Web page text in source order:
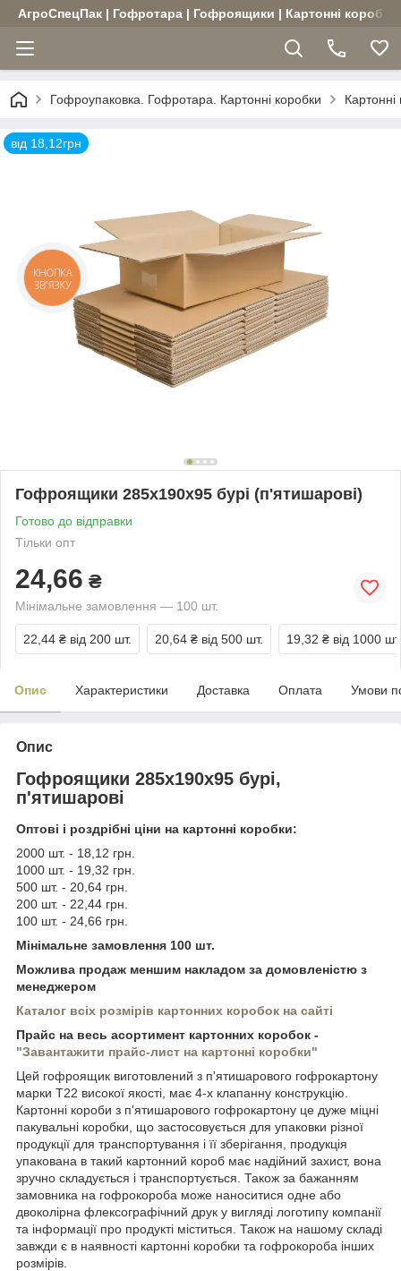
АгроСпецПак | Гофротара | Гофроящики | Картонні
Гофроупаковка. Гофротара. Картонні коробки Картонні
від 18,12грн
Гофроящики 285x190x95 бурі (п'ятишарові)
Готово до відправки
Тільки опт
24,66 ₴
Мінімальне замовлення — 100 шт.
22,44 ₴ від 200 шт. 20,64 ₴ від 500 шт. 19,32 ₴ від 1000 шт.
Опис Характеристики Доставка Оплата Умови
Опис
Гофроящики 285x190x95 бурі,
п'ятишарові
Оптові і роздрібні ціни на картонні коробки:
2000 шт. - 18,12 грн.
1000 шт. - 19,32 грн.
500 шт. - 20,64 грн.
200 шт. - 22,44 грн.
100 шт. - 24,66 грн.
Мінімальне замовлення 100 шт.
Можлива продаж меншим накладом за домовленістю з
менеджером
Каталог всіх розмірів картонних коробок на сайті
Прайс на весь асортимент картонних коробок -
"Завантажити прайс-лист на картонні коробки"
Цей гофроящик виготовлений з п'ятишарового гофрокартону
марки Т22 високої якості, має 4-х клапанну конструкцію.
Картонні короби з п'ятишарового гофрокартону це дуже міцні
пакувальні коробки, що застосовується для упаковки різної
продукції для транспортування і її зберігання, продукція
упакована в такий картонний короб має надійний захист, вона
зручно складується і транспортується. Також за бажанням
замовника на гофрокороба може наноситися одне або
двоколірна флексографічний друк у вигляді логотипу компанії
та інформації про продукті міститься. Також на нашому складі
завжди є в наявності картонні коробки та гофрокороба інших
розмірів.
КНОПКА
ЗВ'ЯЗКУ